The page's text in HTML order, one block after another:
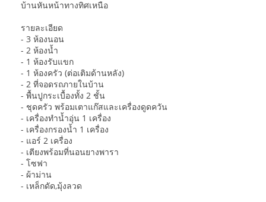
บ้านหันหน้าทางทิศเหนือ
รายละเอียด
- 3 ห้องนอน
- 2 ห้องน้ำ
- 1 ห้องรับแขก
- 1 ห้องครัว (ต่อเติมด้านหลัง)
- 2 ที่จอดรถภายในบ้าน
- พื้นปูกระเบื้องทั้ง 2 ชั้น
- ชุดครัว พร้อมเตาแก๊สและเครื่องดูดควัน
- เครื่องทำน้ำอุ่น 1 เครื่อง
- เครื่องกรองน้ำ 1 เครื่อง
- แอร์ 2 เครื่อง
- เตียงพร้อมที่นอนยางพารา
- โซฟา
- ผ้าม่าน
- เหล็กดัด,มุ้งลวด